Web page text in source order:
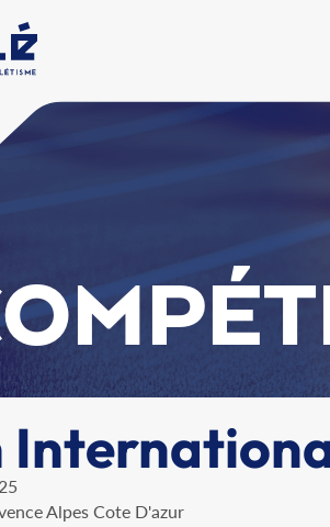
Alpes Cote D'azur